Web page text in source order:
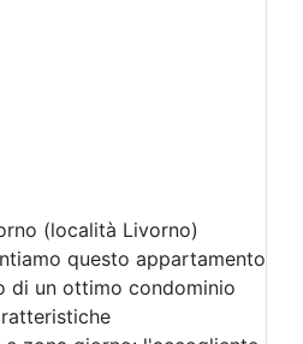
(località Livorno)
questo appartamento
di un ottimo condominio